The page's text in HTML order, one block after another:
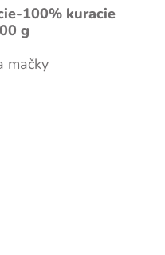
100% kuracie
g
mačky